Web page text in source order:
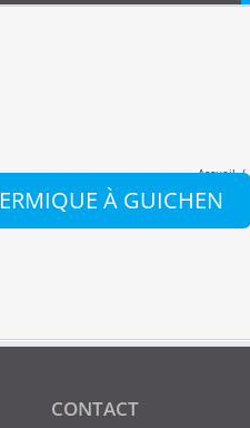
À GUICHEN
Accueil /
CONTACT